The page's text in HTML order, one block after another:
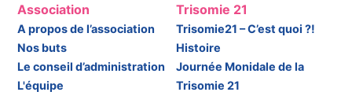
Association
A propos de l’association
Nos buts
Le conseil d’administration
L'équipe
Trisomie 21
Trisomie21 – C’est quoi ?!
Histoire
Journée Monidale de la
Trisomie 21